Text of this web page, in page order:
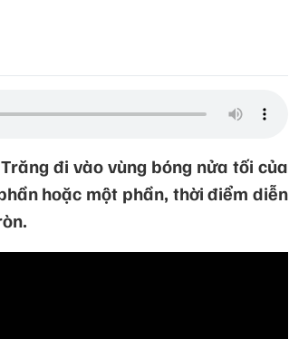
đi vào vùng bóng nửa tối của
hoặc một phần, thời điểm diễn